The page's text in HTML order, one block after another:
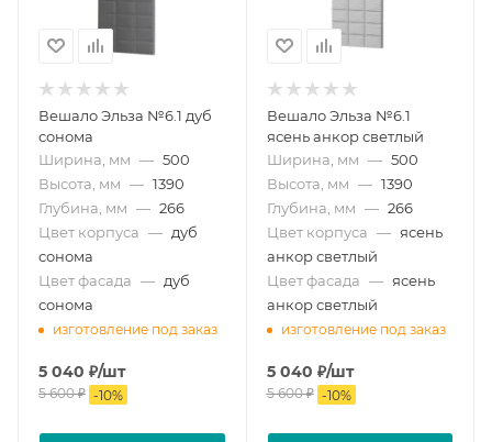
Вешало Эльза №6.1 дуб
сонома
Ширина, мм — 500
Высота, мм — 1390
Глубина, мм — 266
Цвет корпуса — дуб
сонома
Цвет фасада — дуб
сонома
изготовление под заказ
5 040 ₽/шт
5 600₽ -10%
Вешало Эльза №6.1
ясень анкор светлый
Ширина, мм — 500
Высота, мм — 1390
Глубина, мм — 266
Цвет корпуса — ясень
анкор светлый
Цвет фасада — ясень
анкор светлый
изготовление под заказ
5 040 ₽/шт
5 600₽ -10%